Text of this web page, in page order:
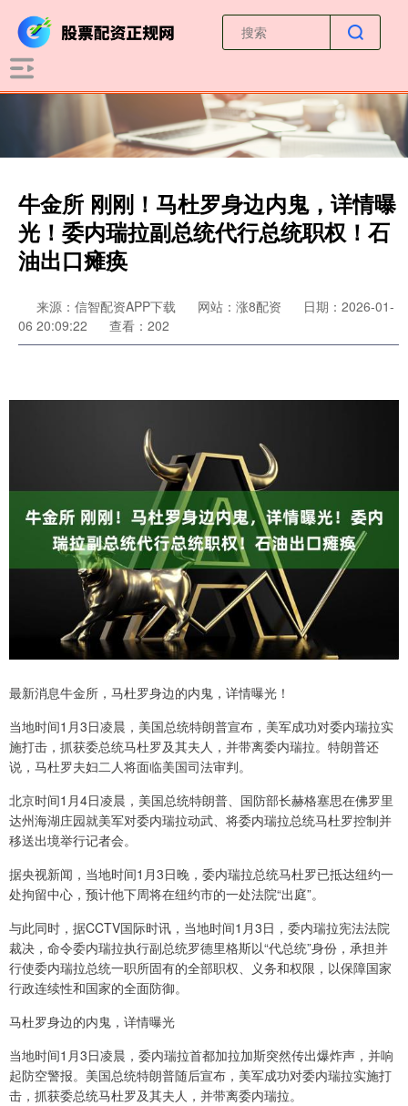
牛金所 刚刚！马杜罗身边内鬼，详情曝
光！委内瑞拉副总统代行总统职权！石
油出口瘫痪
来源：信智配资APP下载 网站：涨8配资
日期：2026-01-
06 20:09:22
查看：202
最新消息牛金所，马杜罗身边的内鬼，详情曝光！
当地时间1月3日凌晨，美国总统特朗普宣布，美军成功对委内瑞拉实
施打击，抓获委总统马杜罗及其夫人，并带离委内瑞拉。特朗普还
说，马杜罗夫妇二人将面临美国司法审判。
北京时间1月4日凌晨，美国总统特朗普、国防部长赫格塞思在佛罗里
达州海湖庄园就美军对委内瑞拉动武、将委内瑞拉总统马杜罗控制并
移送出境举行记者会。
据央视新闻，当地时间1月3日晚，委内瑞拉总统马杜罗已抵达纽约一
处拘留中心，预计他下周将在纽约市的一处法院“出庭”。
与此同时，据CCTV国际时讯，当地时间1月3日，委内瑞拉宪法法院
裁决，命令委内瑞拉执行副总统罗德里格斯以“代总统”身份，承担并
行使委内瑞拉总统一职所固有的全部职权、义务和权限，以保障国家
行政连续性和国家的全面防御。
马杜罗身边的内鬼，详情曝光
当地时间1月3日凌晨，委内瑞拉首都加拉加斯突然传出爆炸声，并响
起防空警报。美国总统特朗普随后宣布，美军成功对委内瑞拉实施打
击，抓获委总统马杜罗及其夫人，并带离委内瑞拉。